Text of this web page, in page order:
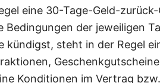
eine 30-Tage-Geld-
Bedingungen der jeweiligen
kündigst, steht in der Regel
Konditionen im Vertrag